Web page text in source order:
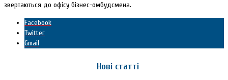
звертаються до офісу бізнес-омбудсмена.
Facebook
Twitter
Gmail
Нові статті